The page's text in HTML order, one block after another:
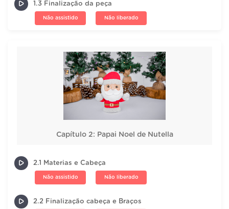
1.3 Finalização da peça
Não assistido Não liberado
Capítulo 2: Papai Noel de Nutella
2.1 Materias e Cabeça
Não assistido Não liberado
2.2 Finalização cabeça e Braços